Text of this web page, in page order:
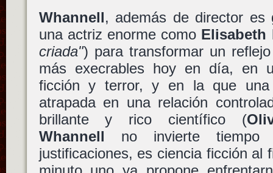
Whannell, además de director es
una actriz enorme como Elisabeth
criada") para transformar un
más execrables hoy en día, en
ficción y terror, y en la que
atrapada en una relación
brillante y rico científico (
Whannell no invierte
justificaciones, es ciencia ficción al